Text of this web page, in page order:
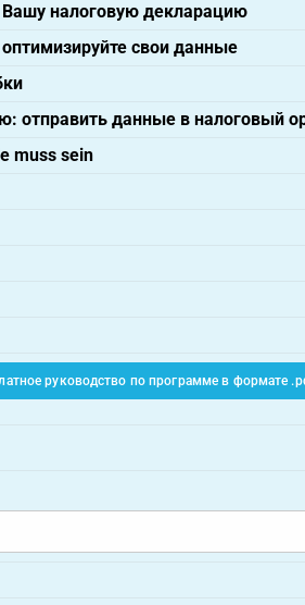
налоговую декларацию
свои данные
отправить данные в налоговый
muss sein
руководство по программе в формате